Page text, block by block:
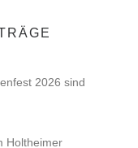
2026 sind
Holtheimer